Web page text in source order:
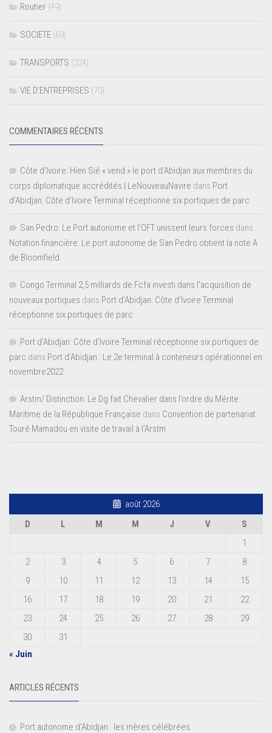
Routier (49)
SOCIETE (69)
TRANSPORTS (224)
VIE D’ENTREPRISES (70)
COMMENTAIRES RÉCENTS
Côte d'Ivoire: Hien Sié « vend » le port d'Abidjan aux membres du
corps diplomatique accrédités | LeNouveauNavire dans Port
d’Abidjan: Côte d’Ivoire Terminal réceptionne six portiques de parc
San Pedro: Le Port autonome et l’OFT unissent leurs forces dans
Notation financière: Le port autonome de San Pedro obtient la note A
de Bloomfield
Congo Terminal 2,5 milliards de Fcfa investi dans l’acquisition de
nouveaux portiques dans Port d’Abidjan: Côte d’Ivoire Terminal
réceptionne six portiques de parc
Port d'Abidjan: Côte d’Ivoire Terminal réceptionne six portiques de
parc dans Port d’Abidjan : Le 2e terminal à conteneurs opérationnel en
novembre2022
Arstm/ Distinction: Le Dg fait Chevalier dans l’ordre du Mérite
Maritime de la République Française dans Convention de partenariat:
Touré Mamadou en visite de travail à l’Arstm
août 2026
D
L M M J V
S
1
2
3 4 5 6 7
8
9
10 11 12 13 14
15
16
17 18 19 20 21
22
23
24 25 26 27 28
29
30
31
« Juin
ARTICLES RÉCENTS
Port autonome d’Abidjan : les mères célébrées